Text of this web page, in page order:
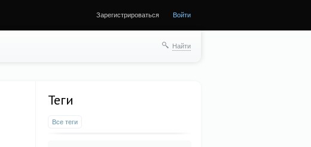
Зарегистрироваться Войти
Найти
Теги
Все теги